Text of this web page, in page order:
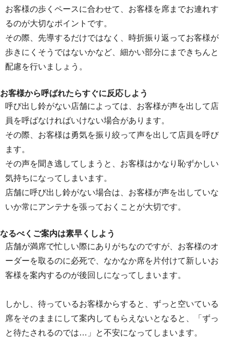
お客様の歩くペースに合わせて、お客様を席までお連れす
るのが大切なポイントです。
その際、先導するだけではなく、時折振り返ってお客様が
歩きにくそうではないかなど、細かい部分にまできちんと
配慮を行いましょう。
お客様から呼ばれたらすぐに反応しよう
呼び出し鈴がない店舗によっては、お客様が声を出して店
員を呼ばなければいけない場合があります。
その際、お客様は勇気を振り絞って声を出して店員を呼び
ます。
その声を聞き逃してしまうと、お客様はかなり恥ずかしい
気持ちになってしまいます。
店舗に呼び出し鈴がない場合は、お客様が声を出していな
いか常にアンテナを張っておくことが大切です。
なるべくご案内は素早くしよう
店舗が満席で忙しい際にありがちなのですが、お客様のオ
ーダーを取るのに必死で、なかなか席を片付けて新しいお
客様を案内するのが後回しになってしまいます。
しかし、待っているお客様からすると、ずっと空いている
席をそのままにして案内してもらえないとなると、「ずっ
と待たされるのでは…」と不安になってしまいます。